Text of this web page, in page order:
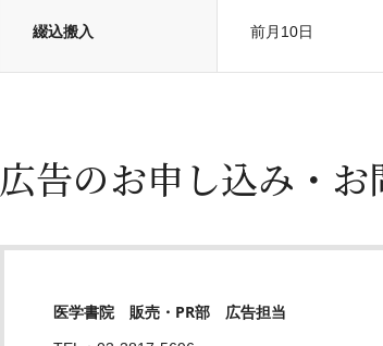
綴込搬入 前月10日
広告のお申し込み・
医学書院 販売・PR部 広告担当